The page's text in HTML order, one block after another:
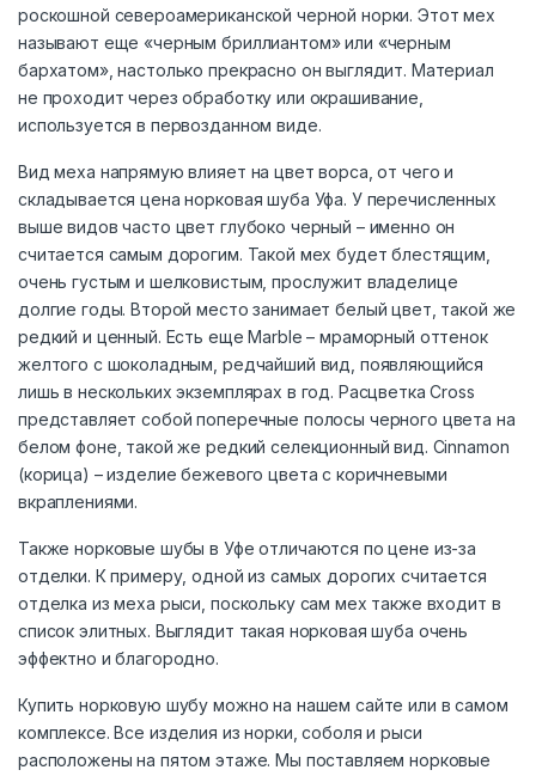
роскошной североамериканской черной норки. Этот мех
называют еще «черным бриллиантом» или «черным
бархатом», настолько прекрасно он выглядит. Материал
не проходит через обработку или окрашивание,
используется в первозданном виде.
Вид меха напрямую влияет на цвет ворса, от чего и
складывается цена норковая шуба Уфа. У перечисленных
выше видов часто цвет глубоко черный – именно он
считается самым дорогим. Такой мех будет блестящим,
очень густым и шелковистым, прослужит владелице
долгие годы. Второй место занимает белый цвет, такой же
редкий и ценный. Есть еще Marble – мраморный оттенок
желтого с шоколадным, редчайший вид, появляющийся
лишь в нескольких экземплярах в год. Расцветка Cross
представляет собой поперечные полосы черного цвета на
белом фоне, такой же редкий селекционный вид. Cinnamon
(корица) – изделие бежевого цвета с коричневыми
вкраплениями.
Также норковые шубы в Уфе отличаются по цене из-за
отделки. К примеру, одной из самых дорогих считается
отделка из меха рыси, поскольку сам мех также входит в
список элитных. Выглядит такая норковая шуба очень
эффектно и благородно.
Купить норковую шубу можно на нашем сайте или в самом
комплексе. Все изделия из норки, соболя и рыси
расположены на пятом этаже. Мы поставляем норковые